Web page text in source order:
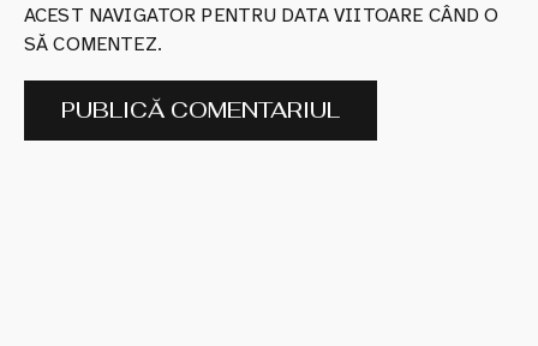
ACEST NAVIGATOR PENTRU DATA VIITOARE CÂND O
SĂ COMENTEZ.